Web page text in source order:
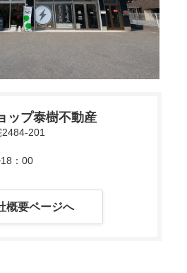
V
d
e
ップ泰樹不動産
201
：00
概要ページへ